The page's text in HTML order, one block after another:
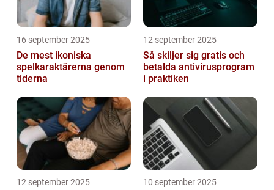
16 september 2025
De mest ikoniska
spelkaraktärerna genom
tiderna
12 september 2025
Så skiljer sig gratis och
betalda antivirusprogram
i praktiken
12 september 2025 10 september 2025